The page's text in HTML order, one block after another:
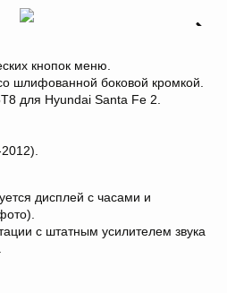
кнопок меню.
шлифованной боковой кромкой.
для Hyundai Santa Fe 2.
дисплей с часами и
с штатным усилителем звука